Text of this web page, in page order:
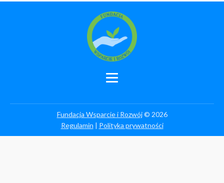
Fundacja Wsparcie i Rozwój© 2026
Regulamin | Polityka prywatności